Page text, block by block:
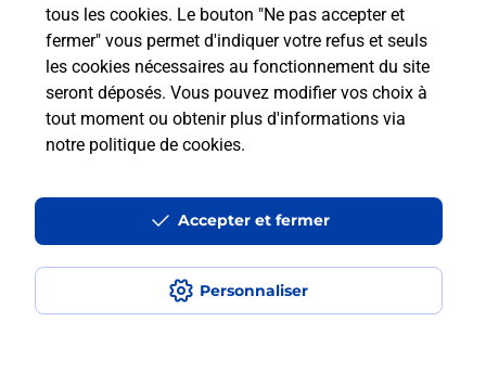
tous les cookies. Le bouton "Ne pas accepter et
fermer" vous permet d'indiquer votre refus et seuls
les cookies nécessaires au fonctionnement du site
seront déposés. Vous pouvez modifier vos choix à
tout moment ou obtenir plus d'informations via
notre politique de cookies.
Personnaliser
Accepter et fermer
NEUVES MAISONS
ATOL MON OPTICIEN
Accessibilité : partiellement conforme
Conditions contractuelles
Mentions légales